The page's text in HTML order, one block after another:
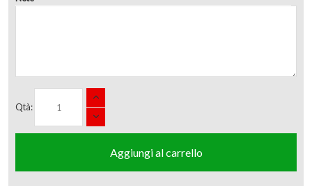
Qtà:
Aggiungi al carrello